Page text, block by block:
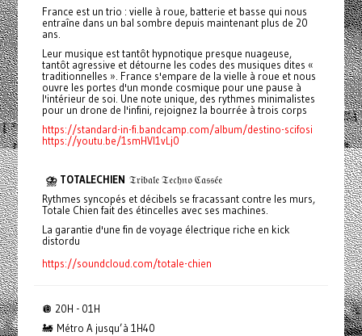
France est un trio : vielle à roue, batterie et basse qui nous
entraîne dans un bal sombre depuis maintenant plus de 20
ans.
Leur musique est tantôt hypnotique presque nuageuse,
tantôt agressive et détourne les codes des musiques dites «
traditionnelles ». France s'empare de la vielle à roue et nous
ouvre les portes d'un monde cosmique pour une pause à
l'intérieur de soi. Une note unique, des rythmes minimalistes
pour un drone de l'infini, rejoignez la bourrée à trois corps
https://standard-in-fi.bandcamp.com/album/destino-scifosi
https://youtu.be/1smHVI1vLj0
⛈️ TOTALECHIEN 𝔗𝔯𝔦𝔟𝔞𝔩𝔢 𝔗𝔢𝔠𝔥𝔫𝔬 ℭ𝔞𝔰𝔰𝔢́𝔢
Rythmes syncopés et décibels se fracassant contre les murs,
Totale Chien fait des étincelles avec ses machines.
La garantie d'une fin de voyage électrique riche en kick
distordu
https://soundcloud.com/totale-chien
🪩 20H - 01H
🚂 Métro A jusqu’à 1H40